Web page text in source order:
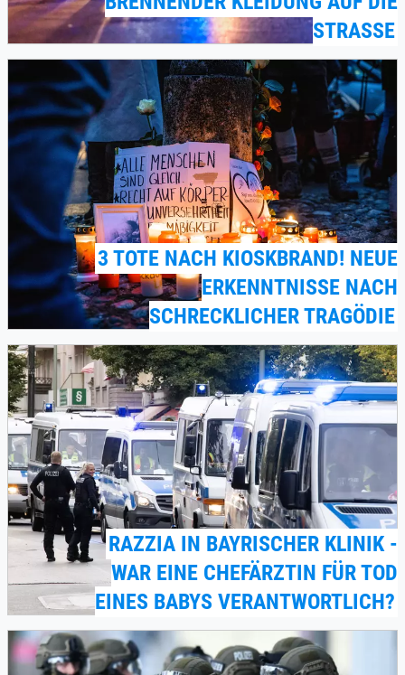
STRASSE
3 TOTE NACH KIOSKBRAND! NEUE
ERKENNTNISSE NACH
SCHRECKLICHER TRAGÖDIE
RAZZIA IN BAYRISCHER KLINIK -
WAR EINE CHEFÄRZTIN FÜR TOD
EINES BABYS VERANTWORTLICH?